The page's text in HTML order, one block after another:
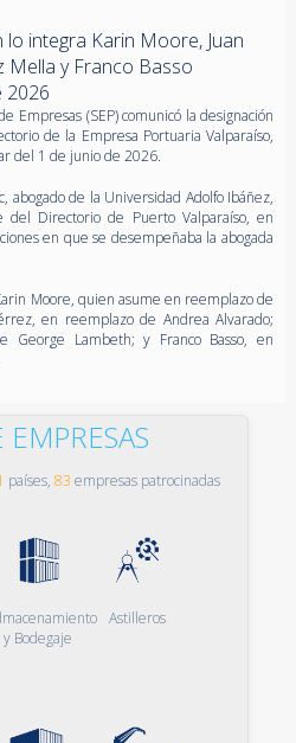
integra Karin Moore, Juan
Mella y Franco Basso
2026
Empresas (SEP) comunicó la designación
de la Empresa Portuaria Valparaíso,
del 1 de junio de 2026.
abogado de la Universidad Adolfo Ibáñez,
del Directorio de Puerto Valparaíso, en
en que se desempeñaba la abogada
Moore, quien asume en reemplazo de
en reemplazo de Andrea Alvarado;
George Lambeth; y Franco Basso, en
países, 83 empresas patrocinadas
y Bodegaje
Astilleros